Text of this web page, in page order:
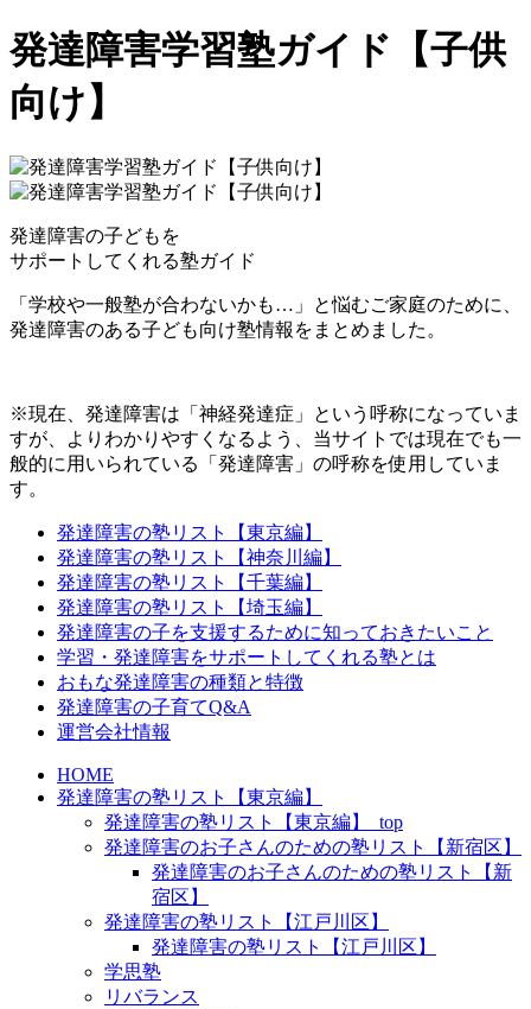
発達障害学習塾ガイド【子供
向け】
発達障害の子どもを
サポートしてくれる塾ガイド
「学校や一般塾が合わないかも…」と悩むご家庭のために、
発達障害のある子ども向け塾情報をまとめました。
※現在、発達障害は「神経発達症」という呼称になっていま
すが、よりわかりやすくなるよう、当サイトでは現在でも一
般的に用いられている「発達障害」の呼称を使用していま
す。
発達障害の塾リスト【東京編】
発達障害の塾リスト【神奈川編】
発達障害の塾リスト【千葉編】
発達障害の塾リスト【埼玉編】
発達障害の子を支援するために知っておきたいこと
学習・発達障害をサポートしてくれる塾とは
おもな発達障害の種類と特徴
発達障害の子育てQ&A
運営会社情報
HOME
発達障害の塾リスト【東京編】
発達障害の塾リスト【東京編】_top
発達障害のお子さんのための塾リスト【新宿区】
発達障害のお子さんのための塾リスト【新
宿区】
発達障害の塾リスト【江戸川区】
発達障害の塾リスト【江戸川区】
学思塾
リバランス